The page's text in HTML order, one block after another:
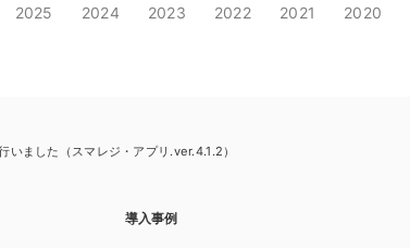
2025 2024 2023 2022 2021 2020
いました（スマレジ・アプリ.ver.4.1.2）
導入事例